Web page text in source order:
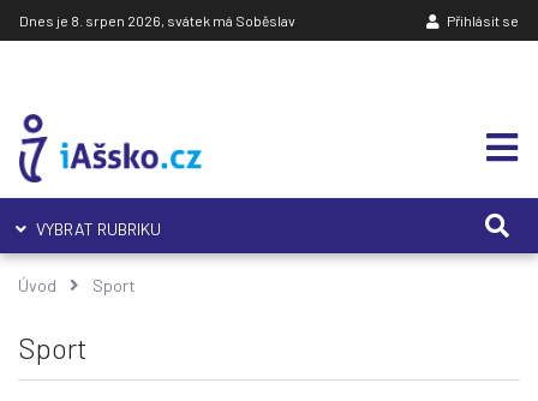
Dnes je 8. srpen 2026, svátek má Soběslav Přihlásit se
VYBRAT RUBRIKU
Úvod Sport
Sport